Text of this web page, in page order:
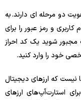
دو مرحله ای دارند. به
و رمز عبور را برای
شوید یک کد احراز
خود را وارد کنید.
نیست که ارزهای دیجیتال
استارت‌آپ‌های ارزهای